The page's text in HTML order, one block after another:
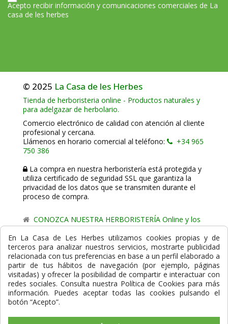
Acepto recibir información y comunicaciones comerciales de La
casa de les herbes
© 2025 La Casa de les Herbes
Tienda de herboristeria online - Productos naturales y
para adelgazar de herbolario.
Comercio electrónico de calidad con atención al cliente
profesional y cercana.
Llámenos en horario comercial al teléfono:
+34 965
750 386
La compra en nuestra herboristería está protegida y
utiliza certificado de seguridad SSL que garantiza la
privacidad de los datos que se transmiten durante el
proceso de compra.
CONOZCA NUESTRA HERBORISTERÍA Online y los
comercio de proximidad de La Casa de les Herbes.
Powered byGesdi.com E-Commerce - Tiendas online
profesionales y seguras
Formas de Pago
En La Casa de Les Herbes utilizamos cookies propias y de
terceros para analizar nuestros servicios, mostrarte publicidad
relacionada con tus preferencias en base a un perfil elaborado a
partir de tus hábitos de navegación (por ejemplo, páginas
visitadas) y ofrecer la posibilidad de compartir e interactuar con
redes sociales. Consulta nuestra Política de Cookies para más
información. Puedes aceptar todas las cookies pulsando el
botón “Acepto”.